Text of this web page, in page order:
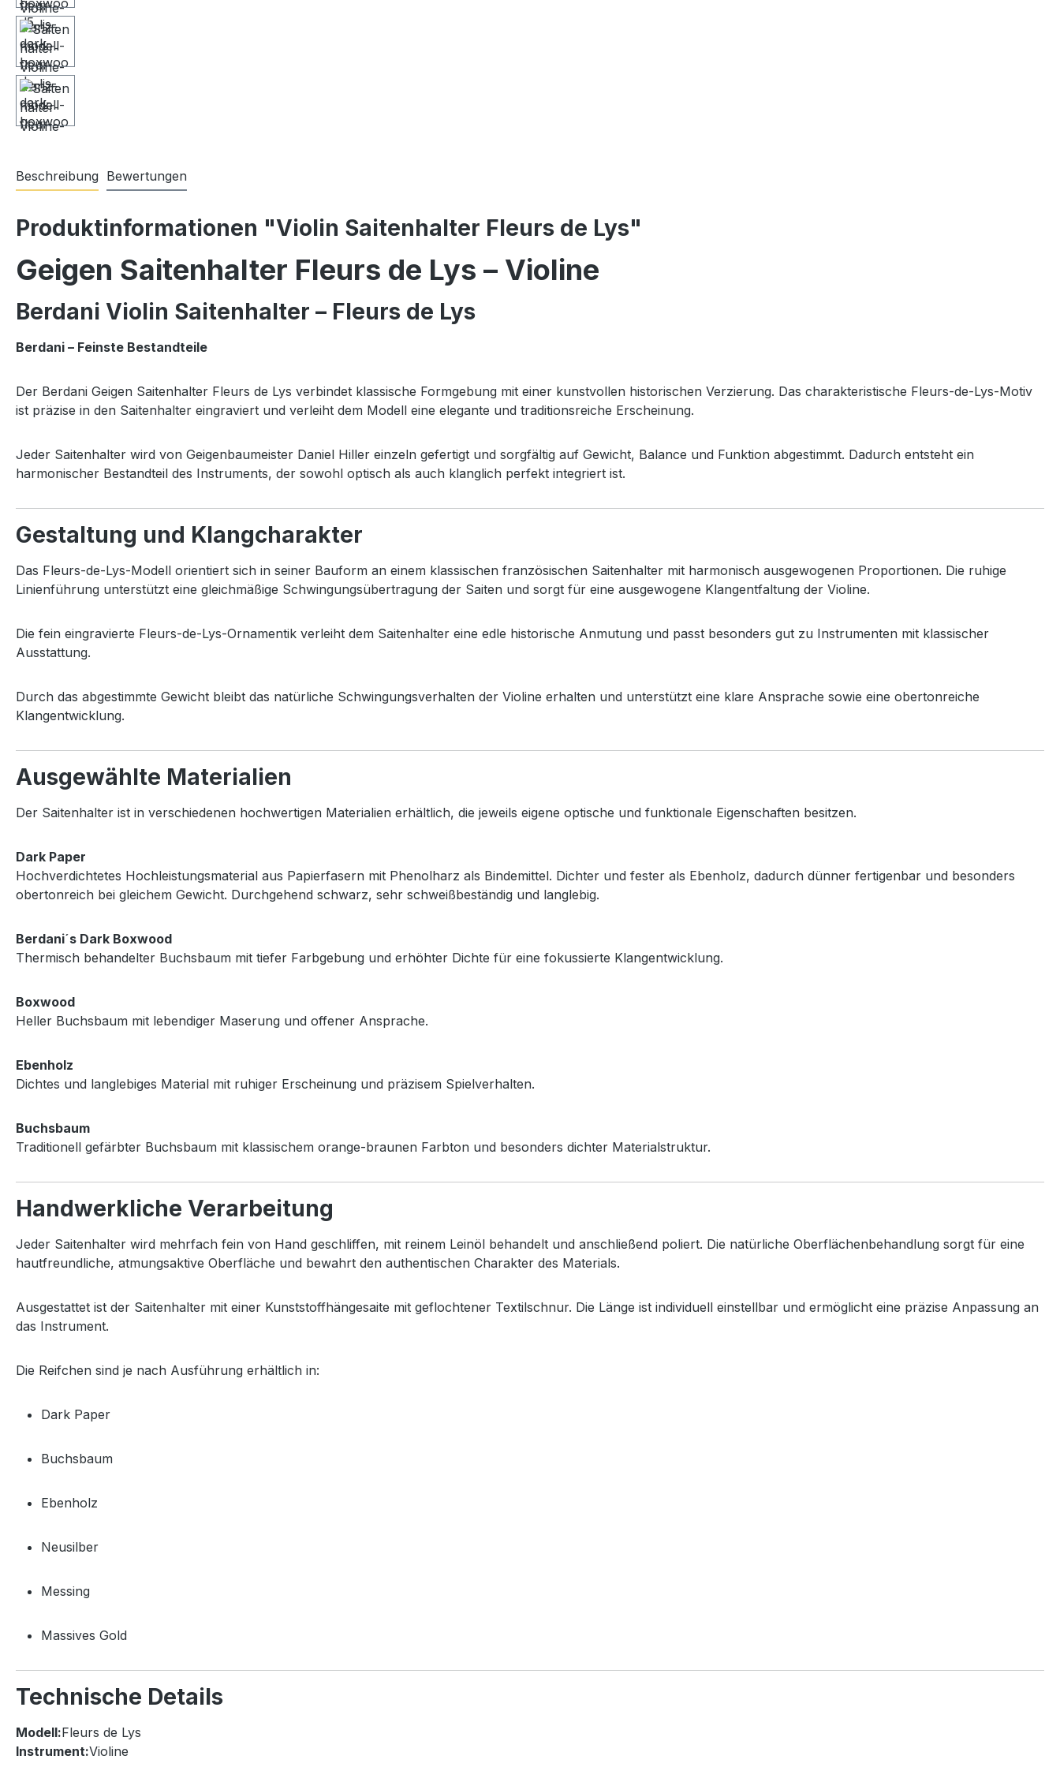
Beschreibung Bewertungen
Produktinformationen "Violin Saitenhalter Fleurs de Lys"
Geigen Saitenhalter Fleurs de Lys – Violine
Berdani Violin Saitenhalter – Fleurs de Lys
Berdani – Feinste Bestandteile
Der Berdani Geigen Saitenhalter Fleurs de Lys verbindet klassische Formgebung mit einer kunstvollen historischen Verzierung. Das charakteristische Fleurs-de-Lys-Motiv
ist präzise in den Saitenhalter eingraviert und verleiht dem Modell eine elegante und traditionsreiche Erscheinung.
Jeder Saitenhalter wird von Geigenbaumeister Daniel Hiller einzeln gefertigt und sorgfältig auf Gewicht, Balance und Funktion abgestimmt. Dadurch entsteht ein
harmonischer Bestandteil des Instruments, der sowohl optisch als auch klanglich perfekt integriert ist.
Gestaltung und Klangcharakter
Das Fleurs-de-Lys-Modell orientiert sich in seiner Bauform an einem klassischen französischen Saitenhalter mit harmonisch ausgewogenen Proportionen. Die ruhige
Linienführung unterstützt eine gleichmäßige Schwingungsübertragung der Saiten und sorgt für eine ausgewogene Klangentfaltung der Violine.
Die fein eingravierte Fleurs-de-Lys-Ornamentik verleiht dem Saitenhalter eine edle historische Anmutung und passt besonders gut zu Instrumenten mit klassischer
Ausstattung.
Durch das abgestimmte Gewicht bleibt das natürliche Schwingungsverhalten der Violine erhalten und unterstützt eine klare Ansprache sowie eine obertonreiche
Klangentwicklung.
Ausgewählte Materialien
Der Saitenhalter ist in verschiedenen hochwertigen Materialien erhältlich, die jeweils eigene optische und funktionale Eigenschaften besitzen.
Dark Paper
Hochverdichtetes Hochleistungsmaterial aus Papierfasern mit Phenolharz als Bindemittel. Dichter und fester als Ebenholz, dadurch dünner fertigenbar und besonders
obertonreich bei gleichem Gewicht. Durchgehend schwarz, sehr schweißbeständig und langlebig.
Berdani´s Dark Boxwood
Thermisch behandelter Buchsbaum mit tiefer Farbgebung und erhöhter Dichte für eine fokussierte Klangentwicklung.
Boxwood
Heller Buchsbaum mit lebendiger Maserung und offener Ansprache.
Ebenholz
Dichtes und langlebiges Material mit ruhiger Erscheinung und präzisem Spielverhalten.
Buchsbaum
Traditionell gefärbter Buchsbaum mit klassischem orange-braunen Farbton und besonders dichter Materialstruktur.
Handwerkliche Verarbeitung
Jeder Saitenhalter wird mehrfach fein von Hand geschliffen, mit reinem Leinöl behandelt und anschließend poliert. Die natürliche Oberflächenbehandlung sorgt für eine
hautfreundliche, atmungsaktive Oberfläche und bewahrt den authentischen Charakter des Materials.
Ausgestattet ist der Saitenhalter mit einer Kunststoffhängesaite mit geflochtener Textilschnur. Die Länge ist individuell einstellbar und ermöglicht eine präzise Anpassung an
das Instrument.
Die Reifchen sind je nach Ausführung erhältlich in:
Dark Paper
Buchsbaum
Ebenholz
Neusilber
Messing
Massives Gold
Technische Details
Modell:Fleurs de Lys
Instrument:Violine